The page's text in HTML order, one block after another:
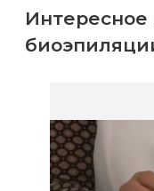
Интересное